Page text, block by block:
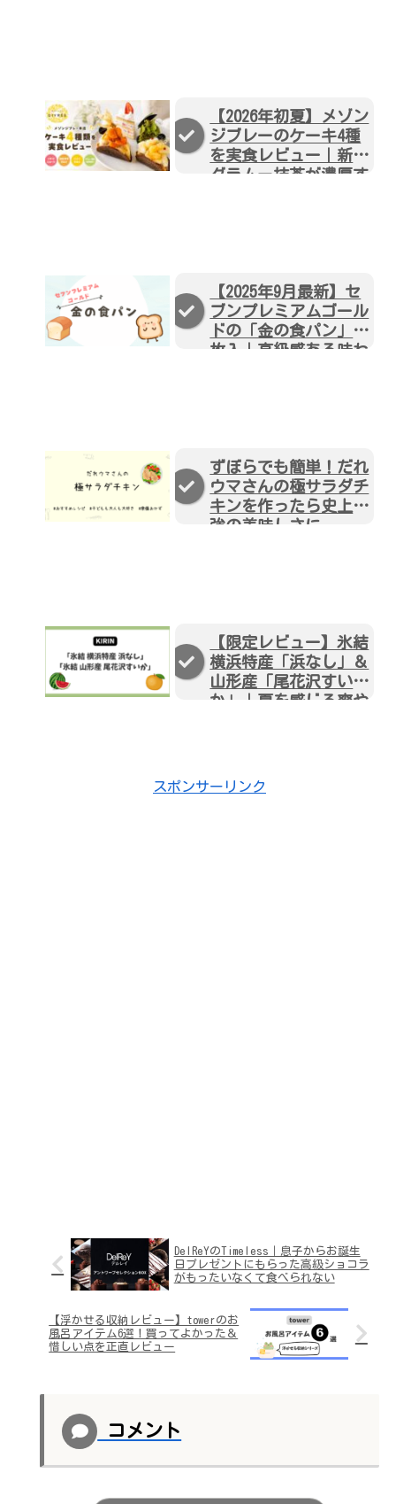
【2026年初夏】メゾン
ジブレーのケーキ4種
を実食レビュー｜新作
グラムー抹茶が濃厚す
【2025年9月最新】セ
ブンプレミアムゴール
ドの「金の食パン」2
枚入｜高級感ある味わ
ずぼらでも簡単！だれ
ウマさんの極サラダチ
キンを作ったら史上最
強の美味しさに
【限定レビュー】氷結
横浜特産「浜なし」＆
山形産「尾花沢すい
か」｜夏を感じる爽や
スポンサーリンク
DelReYのTimeless｜息子からお誕生
日プレゼントにもらった高級ショコラ
がもったいなくて食べられない
【浮かせる収納レビュー】towerのお
風呂アイテム6選！買ってよかった＆
惜しい点を正直レビュー
コメント